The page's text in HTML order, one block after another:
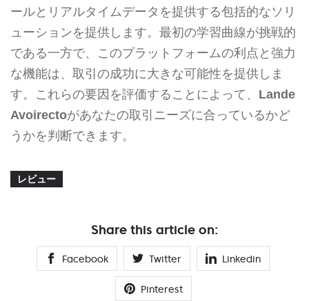
ールとリアルタイムデータを提供する包括的なソリ
ューションを提供します。最初の学習曲線が挑戦的
である一方で、このプラットフォームの利点と強力
な機能は、取引の成功に大きな可能性を提供しま
す。これらの要因を評価することによって、 Lande
Avoirectoがあなたの取引ニーズに合っているかど
うかを判断できます。
レビュー
Share this article on:
Facebook Twitter Linkedin
Pinterest